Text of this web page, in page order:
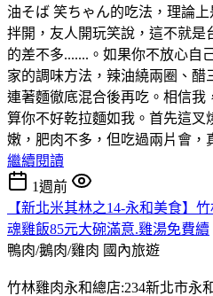
油そば 笑ちゃん的吃法，理論
拌開，友人開玩笑說，這不就是
的差不多.......。如果你不放心自
家的調味方法，辣油繞兩圈、醋
連著麵徹底混合後再吃。相信我
算你不好乾拉麵如我。首先這叉
嫩，肥肉不多，但吃過兩片會，
繼續閱讀
1週前
【新北米其林之14-永和美食】
魂雞飯85元大碗滿意.雞湯免費續
鴨肉/鵝肉/雞肉 國內旅遊
竹林雞肉永和總店:234新北市永